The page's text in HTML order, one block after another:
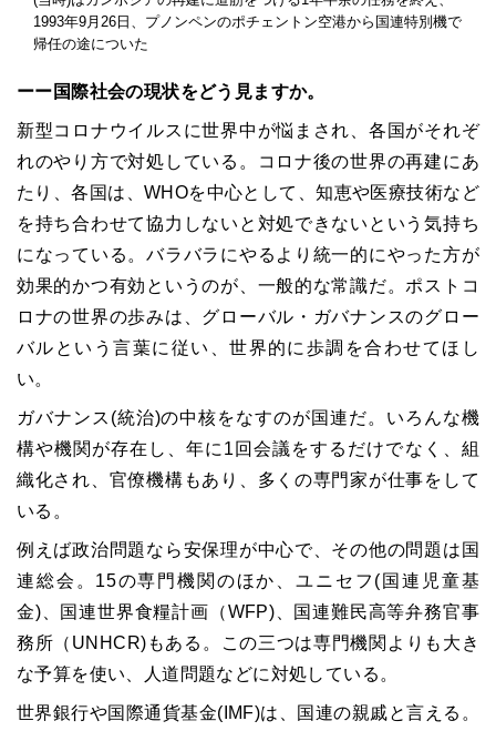
1993年9月26日、プノンペンのポチェントン空港から国連特別機で
帰任の途についた
ーー国際社会の現状をどう見ますか。
新型コロナウイルスに世界中が悩まされ、各国がそれぞ
れのやり方で対処している。コロナ後の世界の再建にあ
たり、各国は、WHOを中心として、知恵や医療技術など
を持ち合わせて協力しないと対処できないという気持ち
になっている。バラバラにやるより統一的にやった方が
効果的かつ有効というのが、一般的な常識だ。ポストコ
ロナの世界の歩みは、グローバル・ガバナンスのグロー
バルという言葉に従い、世界的に歩調を合わせてほし
い。
ガバナンス(統治)の中核をなすのが国連だ。いろんな機
構や機関が存在し、年に1回会議をするだけでなく、組
織化され、官僚機構もあり、多くの専門家が仕事をして
いる。
例えば政治問題なら安保理が中心で、その他の問題は国
連総会。15の専門機関のほか、ユニセフ(国連児童基
金)、国連世界食糧計画（WFP)、国連難民高等弁務官事
務所（UNHCR)もある。この三つは専門機関よりも大き
な予算を使い、人道問題などに対処している。
世界銀行や国際通貨基金(IMF)は、国連の親戚と言える。